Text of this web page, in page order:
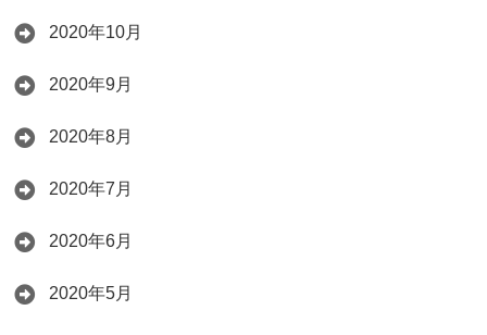
2020年10月
2020年9月
2020年8月
2020年7月
2020年6月
2020年5月